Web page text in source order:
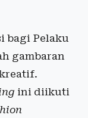
bagi Pelaku
gambaran
ini diikuti